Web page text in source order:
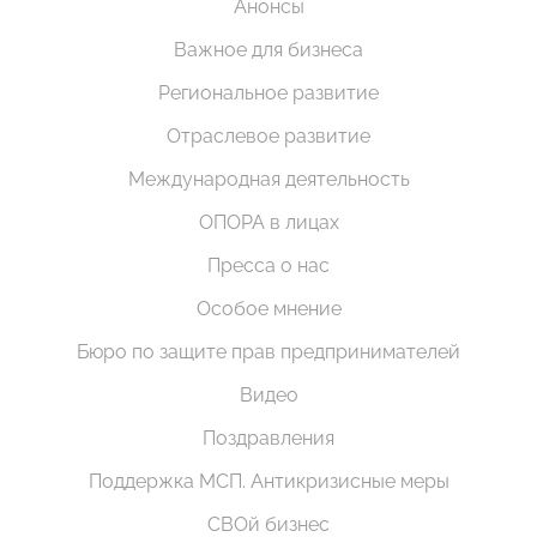
Анонсы
Важное для бизнеса
Региональное развитие
Отраслевое развитие
Международная деятельность
ОПОРА в лицах
Пресса о нас
Особое мнение
Бюро по защите прав предпринимателей
Видео
Поздравления
Поддержка МСП. Антикризисные меры
СВОй бизнес